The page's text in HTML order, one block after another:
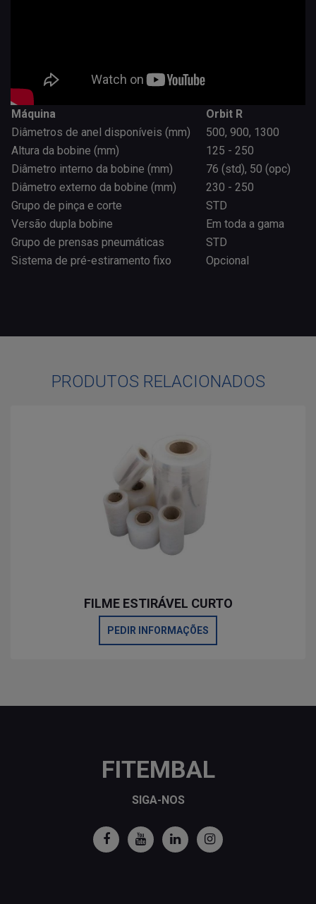
Máquina
Orbit R
Diâmetros de anel disponíveis (mm)
500, 900, 1300
Altura da bobine (mm)
125 - 250
Diâmetro interno da bobine (mm)
76 (std), 50 (opc)
Diâmetro externo da bobine (mm)
230 - 250
Grupo de pinça e corte
STD
Versão dupla bobine
Em toda a gama
Grupo de prensas pneumáticas
STD
Sistema de pré-estiramento fixo
Opcional
PRODUTOS RELACIONADOS
FILME ESTIRÁVEL CURTO
PEDIR INFORMAÇÕES
FITEMBAL
SIGA-NOS